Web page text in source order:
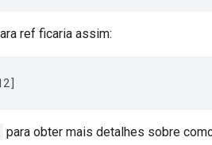
ref ficaria assim:
para obter mais detalhes sobre